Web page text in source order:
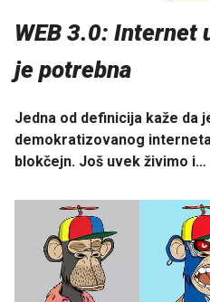
WEB 3.0: Internet
je potrebna
Jedna od definicija kaže da
demokratizovanog
blokčejn. Još uvek živimo i…